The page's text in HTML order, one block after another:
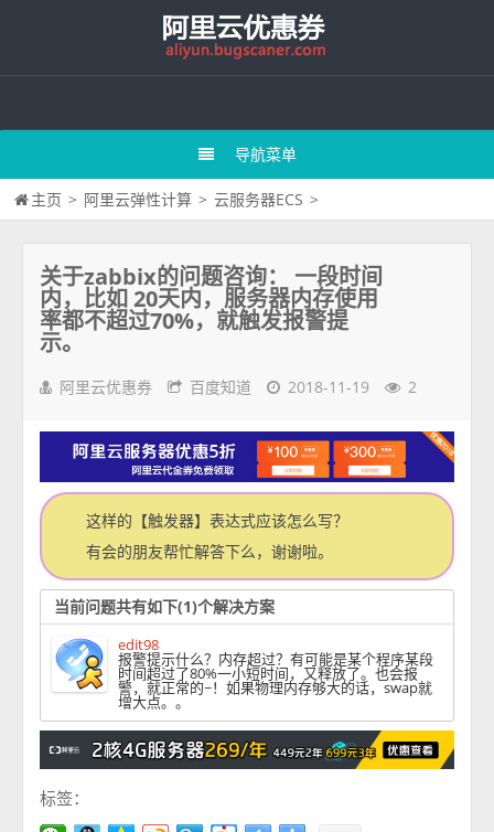
导航菜单
主页 > 阿里云弹性计算 > 云服务器ECS >
关于zabbix的问题咨询： 一段时间
内，比如 20天内，服务器内存使用
率都不超过70%，就触发报警提
示。
阿里云优惠券 百度知道 2018-11-19 2
这样的【触发器】表达式应该怎么写？
有会的朋友帮忙解答下么，谢谢啦。
当前问题共有如下(1)个解决方案
edit98
报警提示什么？内存超过？有可能是某个程序某段
时间超过了80%一小短时间，又释放了。也会报
警，就正常的~！如果物理内存够大的话，swap就
增大点。。
标签：